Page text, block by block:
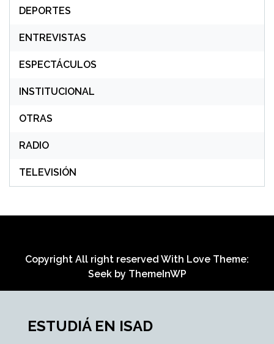
DEPORTES
ENTREVISTAS
ESPECTÁCULOS
INSTITUCIONAL
OTRAS
RADIO
TELEVISIÓN
Copyright All right reserved With Love Theme:
Seek by ThemeInWP
ESTUDIÁ EN ISAD